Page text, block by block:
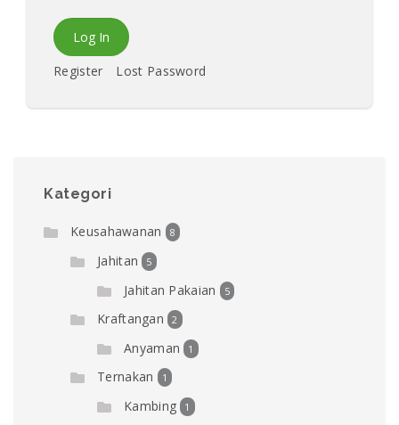
Register Lost Password
Kategori
Keusahawanan 8
Jahitan 5
Jahitan Pakaian 5
Kraftangan 2
Anyaman 1
Ternakan 1
Kambing 1